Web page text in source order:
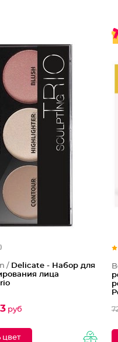
/ Delicate - Набор для
лица
руб
цвет